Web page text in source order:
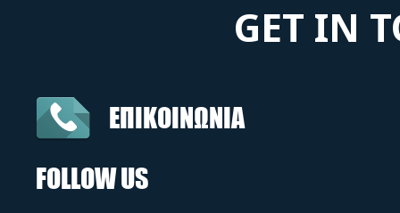
GET IN
ΕΠΙΚΟΙΝΩΝΙΑ
FOLLOW US